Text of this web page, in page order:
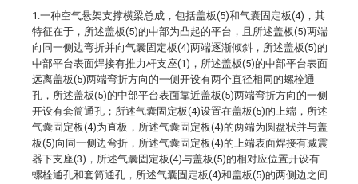
1.一种空气悬架支撑横梁总成，包括盖板(5)和气囊固定板(4)，其
特征在于，所述盖板(5)的中部为凸起的平台，且所述盖板(5)两端
向同一侧边弯折并向气囊固定板(4)两端逐渐倾斜，所述盖板(5)的
中部平台表面焊接有推力杆支座(1)，所述盖板(5)的中部平台表面
远离盖板(5)两端弯折方向的一侧开设有两个直径相同的螺栓通
孔，所述盖板(5)的中部平台表面靠近盖板(5)两端弯折方向的一侧
开设有套筒通孔；所述气囊固定板(4)设置在盖板(5)的上端，所述
气囊固定板(4)为直板，所述气囊固定板(4)的两端为圆盘状并与盖
板(5)向同一侧边弯折，所述气囊固定板(4)的上端表面焊接有减震
器下支座(3)，所述气囊固定板(4)与盖板(5)的相对应位置开设有
螺栓通孔和套筒通孔，所述气囊固定板(4)和盖板(5)的两侧边之间